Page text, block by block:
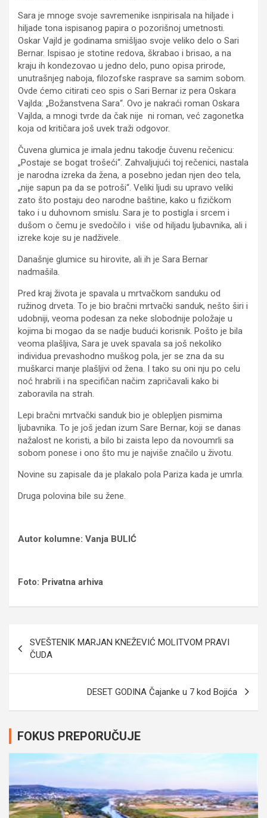
Sara je mnoge svoje savremenike isnpirisala na hiljade i
hiljade tona ispisanog papira o pozorišnoj umetnosti.
Oskar Vajld je godinama smišljao svoje veliko delo o Sari
Bernar. Ispisao je stotine redova, škrabao i brisao, a na
kraju ih kondezovao u jedno delo, puno opisa prirode,
unutrašnjeg naboja, filozofske rasprave sa samim sobom.
Ovde ćemo citirati ceo spis o Sari Bernar iz pera Oskara
Vajlda: „Božanstvena Sara“. Ovo je nakraći roman Oskara
Vajlda, a mnogi tvrde da čak nije ni roman, već zagonetka
koja od kritičara još uvek traži odgovor.
Čuvena glumica je imala jednu takodje čuvenu rečenicu:
„Postaje se bogat trošeći“. Zahvaljujući toj rečenici, nastala
je narodna izreka da žena, a posebno jedan njen deo tela,
„nije sapun pa da se potroši“. Veliki ljudi su upravo veliki
zato što postaju deo narodne baštine, kako u fizičkom
tako i u duhovnom smislu. Sara je to postigla i srcem i
dušom o čemu je svedočilo i više od hiljadu ljubavnika, ali i
izreke koje su je nadživele.
Današnje glumice su hirovite, ali ih je Sara Bernar
nadmašila.
Pred kraj života je spavala u mrtvačkom sanduku od
ružinog drveta. To je bio bračni mrtvački sanduk, nešto širi i
udobniji, veoma podesan za neke slobodnije položaje u
kojima bi mogao da se nadje budući korisnik. Pošto je bila
veoma plašljiva, Sara je uvek spavala sa još nekoliko
individua prevashodno muškog pola, jer se zna da su
muškarci manje plašljivi od žena. I tako su oni nju po celu
noć hrabrili i na specifičan načim zapričavali kako bi
zaboravila na strah.
Lepi bračni mrtvački sanduk bio je oblepljen pismima
ljubavnika. To je još jedan izum Sare Bernar, koji se danas
nažalost ne koristi, a bilo bi zaista lepo da novoumrli sa
sobom ponese i ono što mu je najviše značilo u životu.
Novine su zapisale da je plakalo pola Pariza kada je umrla.
Druga polovina bile su žene.
Autor kolumne: Vanja BULIĆ
Foto: Privatna arhiva
Navigacija
članaka
SVEŠTENIK MARJAN KNEŽEVIĆ MOLITVOM PRAVI
ČUDA
DESET GODINA Čajanke u 7 kod Bojića
FOKUS PREPORUČUJE